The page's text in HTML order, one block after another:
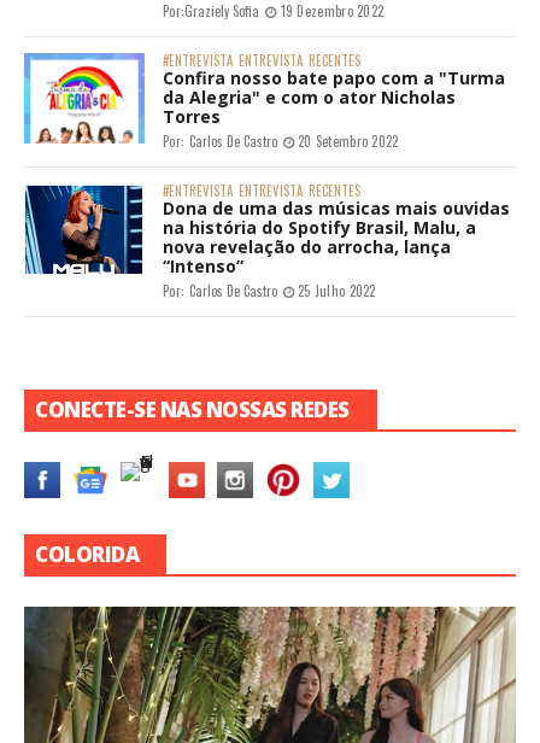
Por:Graziely Sofia 19 Dezembro 2022
#ENTREVISTA ENTREVISTA RECENTES
Confira nosso bate papo com a "Turma
da Alegria" e com o ator Nicholas
Torres
Por: Carlos De Castro 20 Setembro 2022
#ENTREVISTA ENTREVISTA RECENTES
Dona de uma das músicas mais ouvidas
na história do Spotify Brasil, Malu, a
nova revelação do arrocha, lança
“Intenso”
Por: Carlos De Castro 25 Julho 2022
CONECTE-SE NAS NOSSAS REDES
COLORIDA